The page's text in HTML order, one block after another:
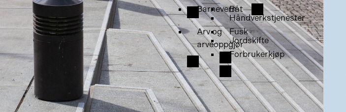
Håndverkstjenester
Jordskifte
Barnevern
Arv og
arveoppgjør
Båt
Fusk
Forbrukerkjøp